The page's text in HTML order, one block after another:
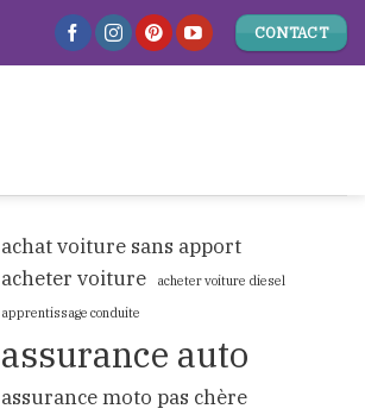
CONTACT
achat voiture sans apport
acheter voiture
acheter voiture diesel
apprentissage conduite
assurance auto
assurance moto pas chère